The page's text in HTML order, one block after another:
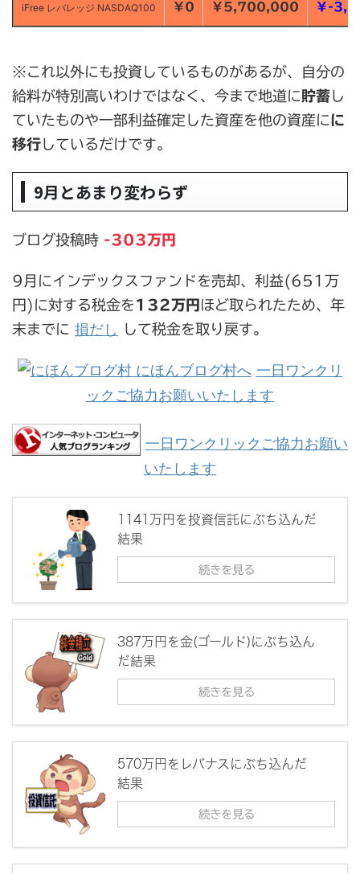
iFree レバレッジ NASDAQ100 ￥0 ￥5,700,000 ￥-
※これ以外にも投資しているものがあるが、自分の
給料が特別高いわけではなく、今まで地道に貯蓄し
ていたものや一部利益確定した資産を他の資産にに
移行しているだけです。
9月とあまり変わらず
ブログ投稿時 -303万円
9月にインデックスファンドを売却、利益(651万
円)に対する税金を132万円 ほど取られたため、年
末までに 損だし して税金を取り戻す。
一日ワンクリ
ックご協力お願いいたします
一日ワンクリックご協力お願い
いたします
1141万円を投資信託にぶち込んだ
結果
続きを見る
387万円を金(ゴールド)にぶち込ん
だ結果
続きを見る
570万円をレバナスにぶち込んだ
結果
続きを見る